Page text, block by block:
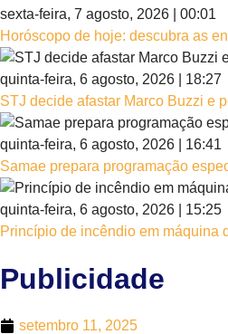
sexta-feira, 7 agosto, 2026 | 00:01
Horóscopo de hoje: descubra as
quinta-feira, 6 agosto, 2026 | 18:27
STJ decide afastar Marco Buzzi e
quinta-feira, 6 agosto, 2026 | 16:41
Samae prepara programação
quinta-feira, 6 agosto, 2026 | 15:25
Princípio de incêndio em máquina
Publicidade
setembro 11, 2025